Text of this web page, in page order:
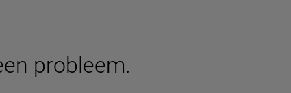
probleem.